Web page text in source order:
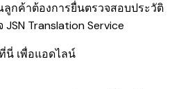
กค้าต้องการยื่นตรวจสอบประวัติ
Translation Service
ที่นี่ เพื่อแอดไลน์